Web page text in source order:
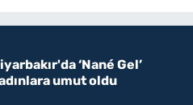
‘Nané Gel’
umut oldu